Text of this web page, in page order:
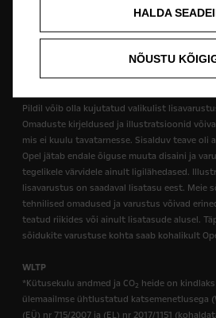
Tulevik kuulub kõigile © Opel 2026
Ümbertöötlemine
Pildil võib olla kujutatud valikulist
Omaduste kirjeldused ja illustratsioonid
mis ei kuulu tavatarnesse. Sisalduv teave oli
Opel jätab endale õiguse muuta disaini ja
tegelikele värvidele ainult ligilähedased.
lisavarustus on saadaval lisatasu eest. Meie
tehnilised omadused ja varustus võivad
teatud riikides või ainult lisatasude alusel.
sõidukite varustuse kohta saab kohalikult
WLTP
*Kütusekulu andmed ja CO2 heide on
ülemaailmse ühtlustatud katsemenetlusega
(EÜ) nr 715/2007 ja (EL) nr 2017/1151
HALDA
NÕUSTU